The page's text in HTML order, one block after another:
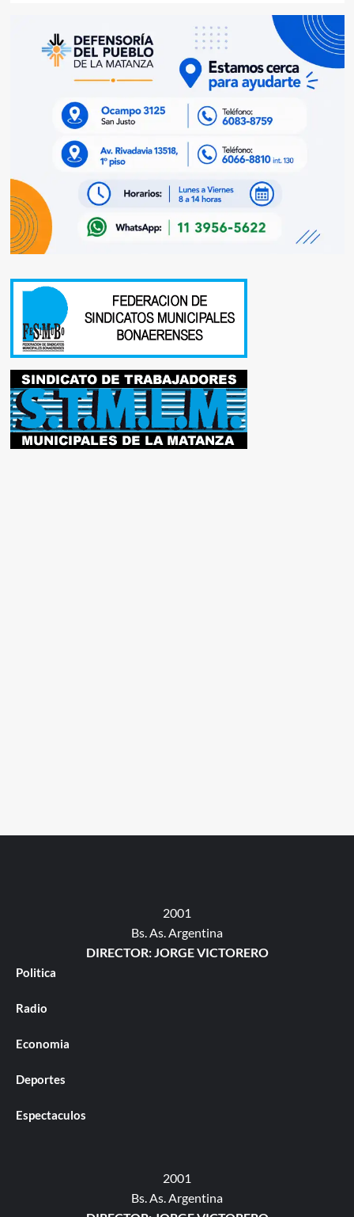
2001
Bs. As. Argentina
DIRECTOR: JORGE VICTORERO
Politica
Radio
Economia
Deportes
Espectaculos
2001
Bs. As. Argentina